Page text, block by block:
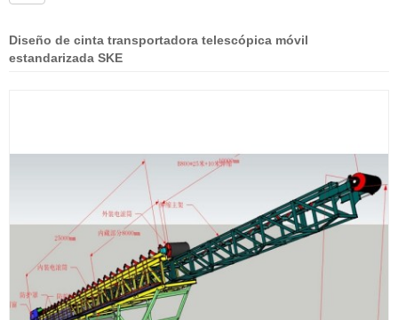
Diseño de cinta transportadora telescópica móvil
estandarizada SKE